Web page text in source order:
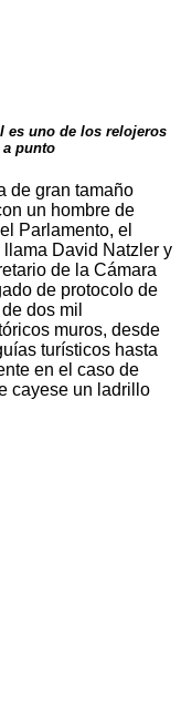
es uno de los relojeros
a punto
de gran tamaño
un hombre de
Parlamento, el
David Natzler y
de la Cámara
de protocolo de
dos mil
muros, desde
turísticos hasta
en el caso de
cayese un ladrillo